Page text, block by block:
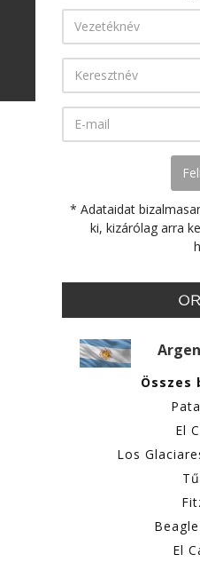
* Adataidat
ki, kizárólag arra
Összes
El
Los
El